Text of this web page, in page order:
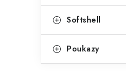
Softshell
Poukazy